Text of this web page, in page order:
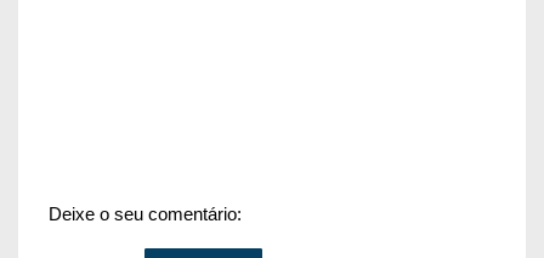
Deixe o seu comentário: